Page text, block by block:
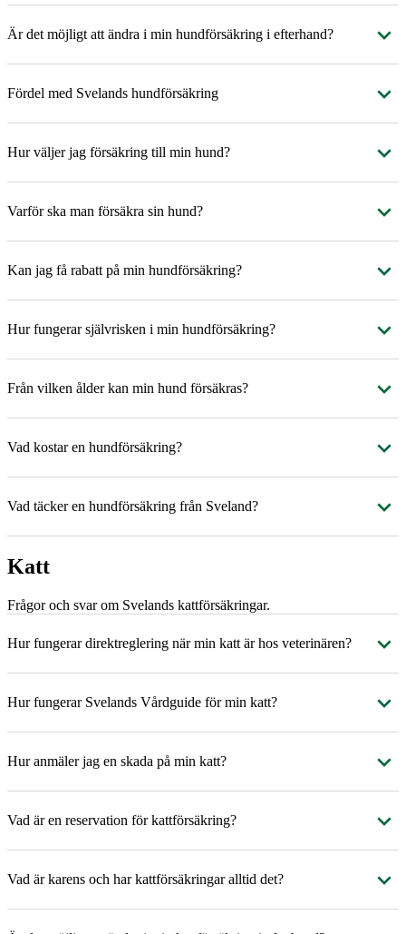
Är det möjligt att ändra i min hundförsäkring i efterhand?
Fördel med Svelands hundförsäkring
Hur väljer jag försäkring till min hund?
Varför ska man försäkra sin hund?
Kan jag få rabatt på min hundförsäkring?
Hur fungerar självrisken i min hundförsäkring?
Från vilken ålder kan min hund försäkras?
Vad kostar en hundförsäkring?
Vad täcker en hundförsäkring från Sveland?
Katt
Frågor och svar om Svelands kattförsäkringar.
Hur fungerar direktreglering när min katt är hos veterinären?
Hur fungerar Svelands Vårdguide för min katt?
Hur anmäler jag en skada på min katt?
Vad är en reservation för kattförsäkring?
Vad är karens och har kattförsäkringar alltid det?